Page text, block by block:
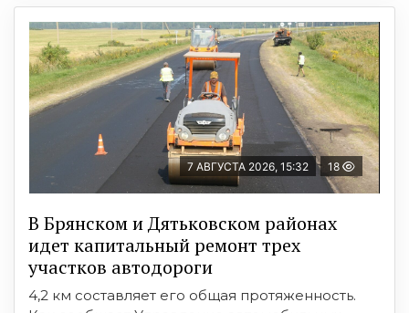
7 АВГУСТА 2026, 15:32 18
В Брянском и Дятьковском районах
идет капитальный ремонт трех
участков автодороги
4,2 км составляет его общая протяженность.